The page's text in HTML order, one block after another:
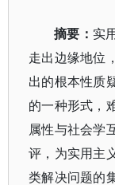
摘要： 实
走出边缘地位
出的根本性质
的一种形式，
属性与社会学
评，为实用主
类解决问题的